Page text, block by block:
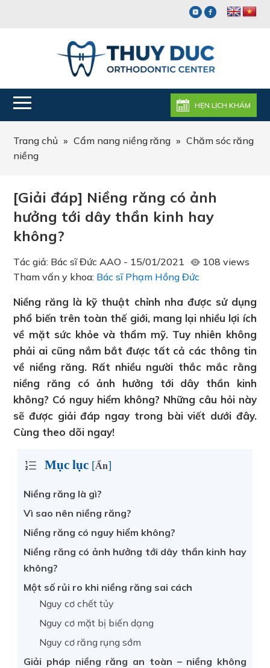
HẸN LỊCH KHÁM
Trang chủ » Cẩm nang niềng răng » Chăm sóc răng
niềng
[Giải đáp] Niềng răng có ảnh
hưởng tới dây thần kinh hay
không?
Tác giả: Bác sĩ Đức AAO - 15/01/2021
108 views
Tham vấn y khoa: Bác sĩ Phạm Hồng Đức
Niềng răng là kỹ thuật chỉnh nha được sử dụng
phổ biến trên toàn thế giới, mang lại nhiều lợi ích
về mặt sức khỏe và thẩm mỹ. Tuy nhiên không
phải ai cũng nắm bắt được tất cả các thông tin
về niềng răng. Rất nhiều người thắc mắc rằng
niềng răng có ảnh hưởng tới dây thần kinh
không? Có nguy hiểm không? Những câu hỏi này
sẽ được giải đáp ngay trong bài viết dưới đây.
Cùng theo dõi ngay!
Mục lục [Ẩn]
Niềng răng là gì?
Vì sao nên niềng răng?
Niềng răng có nguy hiểm không?
Niềng răng có ảnh hưởng tới dây thần kinh hay
không?
Một số rủi ro khi niềng răng sai cách
Nguy cơ chết tủy
Nguy cơ mặt bị biến dạng
Nguy cơ răng rụng sớm
Giải pháp niềng răng an toàn – niềng không